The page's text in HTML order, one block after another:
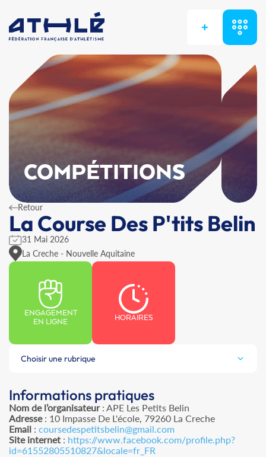
+
COMPÉTITIONS
Retour
La Course Des P'tits Belin
31 Mai 2026
La Creche - Nouvelle Aquitaine
ENGAGEMENT
EN LIGNE
HORAIRES
Choisir une rubrique
Informations pratiques
Nom de l’organisateur: APE Les Petits Belin
Adresse: 10 Impasse De L'école, 79260 La Creche
Email : coursedespetitsbelin@gmail.com
Site internet : https://www.facebook.com/profile.php?
id=61552805510827&locale=fr_FR